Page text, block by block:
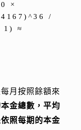
×
/
1) ≈
月按照餘額來
金總數，平均
照每期的本金